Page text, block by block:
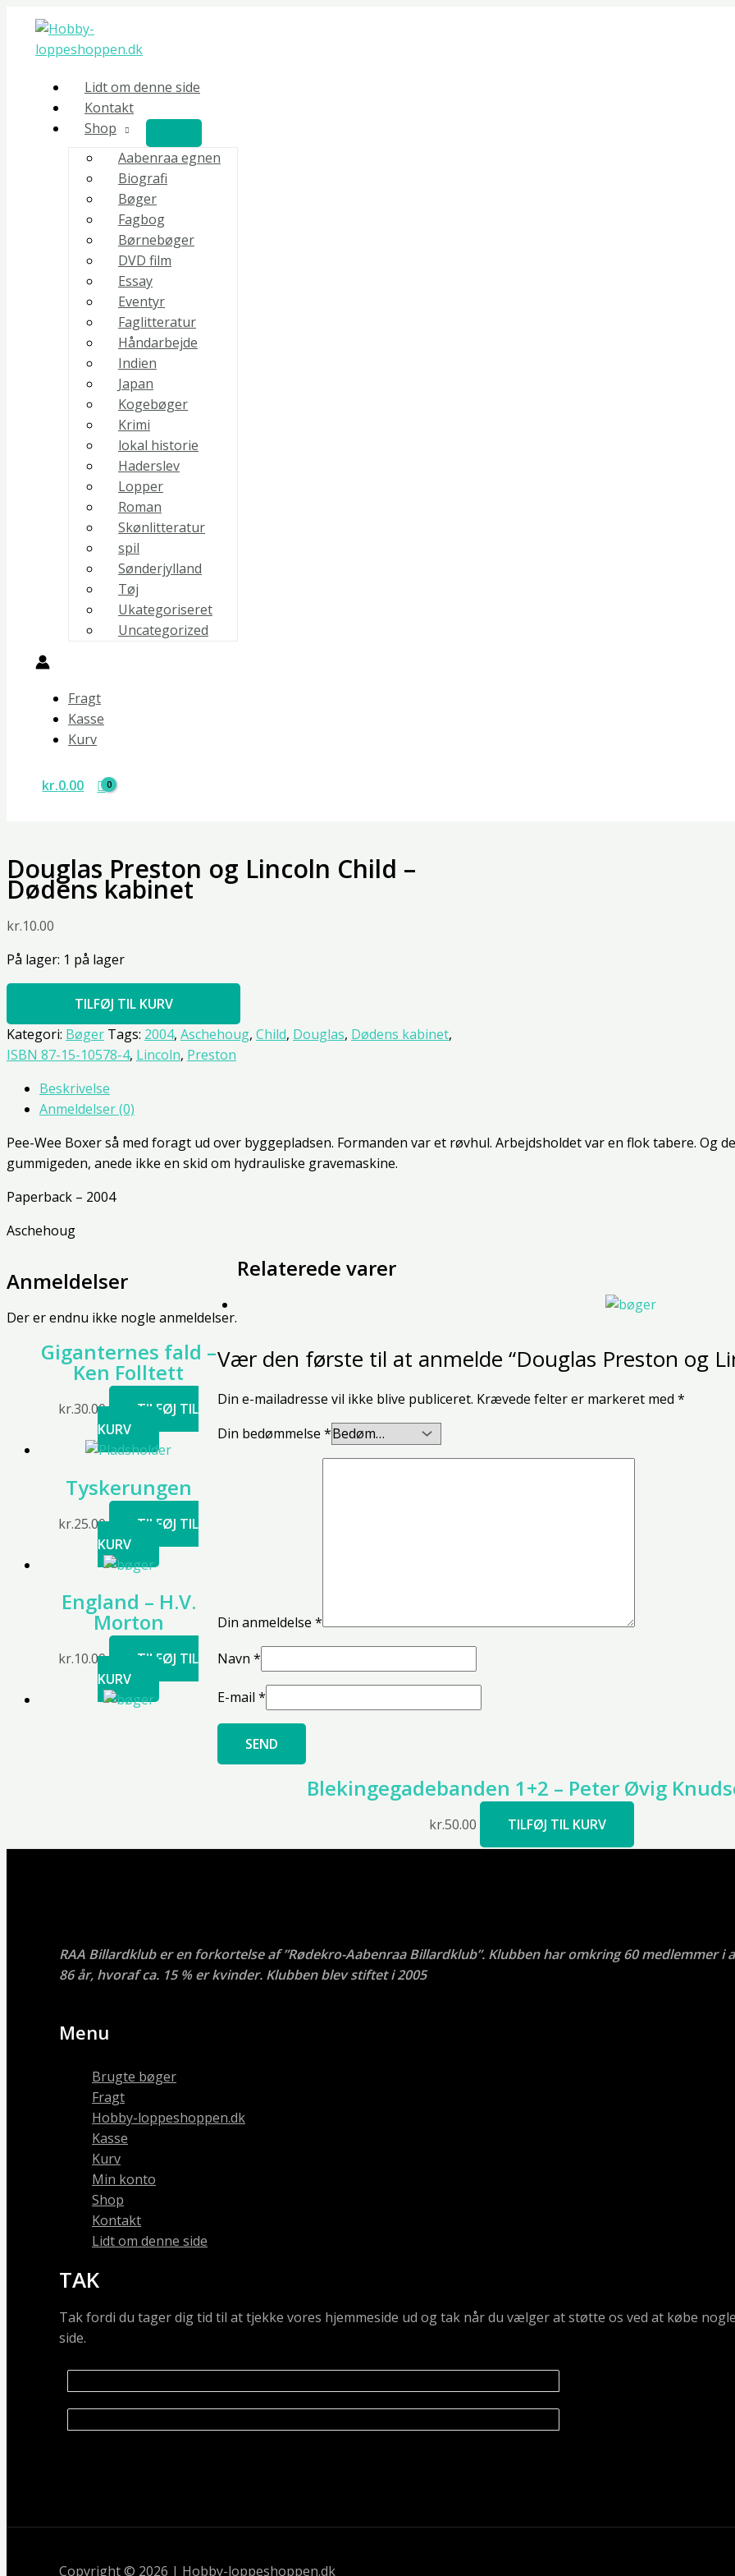
indholdet
Lidt om denne side
Kontakt
Shop
Aabenraa egnen
Biografi
Bøger
Fagbog
Børnebøger
DVD film
Essay
Eventyr
Faglitteratur
Håndarbejde
Indien
Japan
Kogebøger
Krimi
lokal historie
Haderslev
Lopper
Roman
Skønlitteratur
spil
Sønderjylland
Tøj
Ukategoriseret
Uncategorized
Fragt
Kasse
Kurv
kr.0.00
Douglas Preston og Lincoln Child –
Dødens kabinet
kr.10.00
På lager: 1 på lager
Preston
TILFØJ TIL KURV
Kategori: Bøger Tags: 2004, Aschehoug, Child, Douglas, Dødens kabinet,
ISBN 87-15-10578-4, Lincoln, Preston
Beskrivelse
Anmeldelser (0)
Pee-Wee Boxer så med foragt ud over byggepladsen. Formanden var et røvhul. Arbejdsholdet var en flok tabere. Og
gummigeden, anede ikke en skid om hydrauliske gravemaskine.
Paperback – 2004
Aschehoug
Anmeldelser
Der er endnu ikke nogle anmeldelser.
Vær den første til at anmelde “Douglas Preston og
Din e-mailadresse vil ikke blive publiceret. Krævede felter er markeret med *
Din bedømmelse *
Din anmeldelse *
Navn *
E-mail *
Relaterede varer
Giganternes fald –
Ken Folltett
kr.30.00
TILFØJ TIL
KURV
Tyskerungen
kr.25.00
TILFØJ TIL
KURV
England – H.V.
Morton
kr.10.00
TILFØJ TIL
KURV
Blekingegadebanden 1+2 – Peter Øvig
kr.50.00 TILFØJ TIL KURV
RAA Billardklub er en forkortelse af ”Rødekro-Aabenraa Billardklub”. Klubben har omkring 60 medlemmer i
86 år, hvoraf ca. 15 % er kvinder. Klubben blev stiftet i 2005
Menu
Brugte bøger
Fragt
Hobby-loppeshoppen.dk
Kasse
Kurv
Min konto
Shop
Kontakt
Lidt om denne side
TAK
Tak fordi du tager dig tid til at tjekke vores hjemmeside ud og tak når du vælger at støtte os ved at købe
side.
Copyright © 2026 | Hobby-loppeshoppen.dk